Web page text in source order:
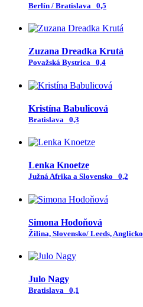
Berlín / Bratislava 0,5
Zuzana Dreadka Krutá
Považská Bystrica 0,4
Kristína Babulicová
Bratislava 0,3
Lenka Knoetze
Južná Afrika a Slovensko 0,2
Simona Hodoňová
Žilina, Slovensko/ Leeds, Anglicko
Julo Nagy
Bratislava 0,1